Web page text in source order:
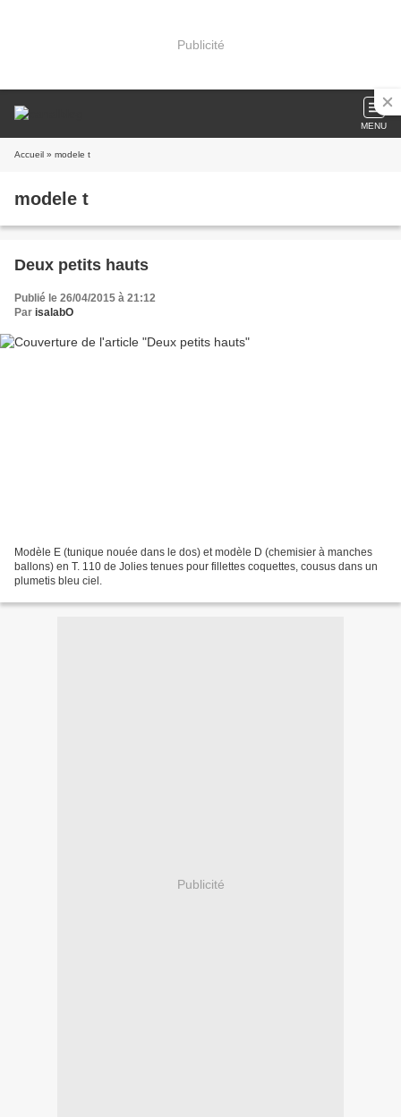
Publicité
MENU
Accueil » modele t
modele t
Deux petits hauts
Publié le 26/04/2015 à 21:12
Par isalabO
Modèle E (tunique nouée dans le dos) et modèle D (chemisier à manches
ballons) en T. 110 de Jolies tenues pour fillettes coquettes, cousus dans un
plumetis bleu ciel.
Publicité